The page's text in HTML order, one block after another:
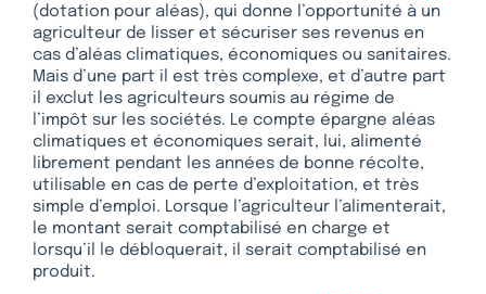
(dotation pour aléas), qui donne l’opportunité à un
agriculteur de lisser et sécuriser ses revenus en
cas d’aléas climatiques, économiques ou sanitaires.
Mais d’une part il est très complexe, et d’autre part
il exclut les agriculteurs soumis au régime de
l’impôt sur les sociétés. Le compte épargne aléas
climatiques et économiques serait, lui, alimenté
librement pendant les années de bonne récolte,
utilisable en cas de perte d’exploitation, et très
simple d’emploi. Lorsque l’agriculteur l’alimenterait,
le montant serait comptabilisé en charge et
lorsqu’il le débloquerait, il serait comptabilisé en
produit.